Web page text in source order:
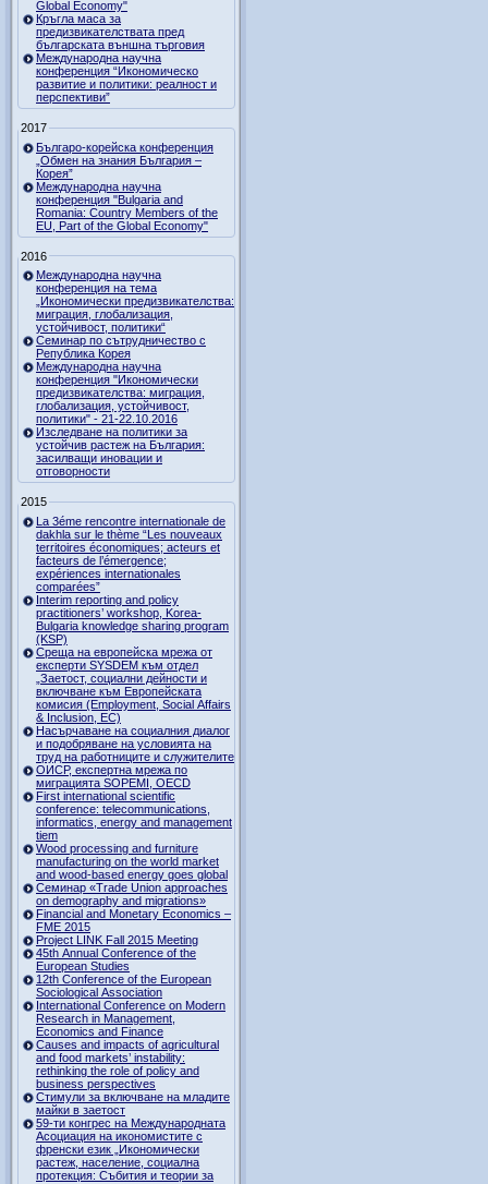
Global Economy"
Кръгла маса за
предизвикателствата пред
българската външна търговия
Международна научна
конференция “Икономическо
развитие и политики: реалност и
перспективи”
2017
Българо-корейска конференция
„Обмен на знания България –
Корея”
Международна научна
конференция "Bulgaria and
Romania: Country Members of the
EU, Part of the Global Economy"
2016
Международна научна
конференция на тема
„Икономически предизвикателства:
миграция, глобализация,
устойчивост, политики“
Семинар по сътрудничество с
Република Корея
Международна научна
конференция "Икономически
предизвикателства: миграция,
глобализация, устойчивост,
политики" - 21-22.10.2016
Изследване на политики за
устойчив растеж на България:
засилващи иновации и
отговорности
2015
La 3éme rencontre internationale de
dakhla sur le thème “Les nouveaux
territoires économiques; acteurs et
facteurs de l’émergence;
expériences internationales
comparées”
Interim reporting and policy
practitioners’ workshop, Korea-
Bulgaria knowledge sharing program
(KSP)
Среща на европейска мрежа от
експерти SYSDEM към отдел
„Заетост, социални дейности и
включване към Европейската
комисия (Employment, Social Affairs
& Inclusion, ЕС)
Насърчаване на социалния диалог
и подобряване на условията на
труд на работниците и служителите
ОИСР, експертна мрежа по
миграцията SOPEMI, OECD
First international scientific
conference: telecommunications,
informatics, energy and management
tiem
Wood processing and furniture
manufacturing on the world market
and wood-based energy goes global
Семинар «Trade Union approaches
on demography and migrations»
Financial and Monetary Economics –
FME 2015
Project LINK Fall 2015 Meeting
45th Annual Conference of the
European Studies
12th Conference of the European
Sociological Association
International Conference on Modern
Research in Management,
Economics and Finance
Causes and impacts of agricultural
and food markets’ instability:
rethinking the role of policy and
business perspectives
Стимули за включване на младите
майки в заетост
59-ти конгрес на Международната
Асоциация на икономистите с
френски език „Икономически
растеж, население, социална
протекция: Събития и теории за